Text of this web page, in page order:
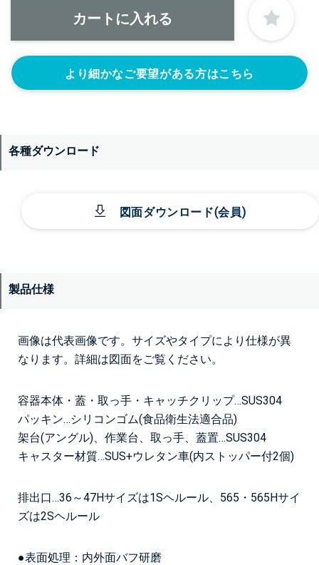
より細かなご要望がある方はこちら
各種ダウンロード
図面ダウンロード(会員)
製品仕様
画像は代表画像です。サイズやタイプにより仕様が異
なります。詳細は図面をご覧ください。
容器本体・蓋・取っ手・キャッチクリップ…SUS304
パッキン…シリコンゴム(食品衛生法適合品)
架台(アングル)、作業台、取っ手、蓋置…SUS304
キャスター材質…SUS+ウレタン車(内ストッパー付2個)
排出口…36～47Hサイズは1Sヘルール、565・565Hサイ
ズは2Sヘルール
●表面処理：内外面バフ研磨